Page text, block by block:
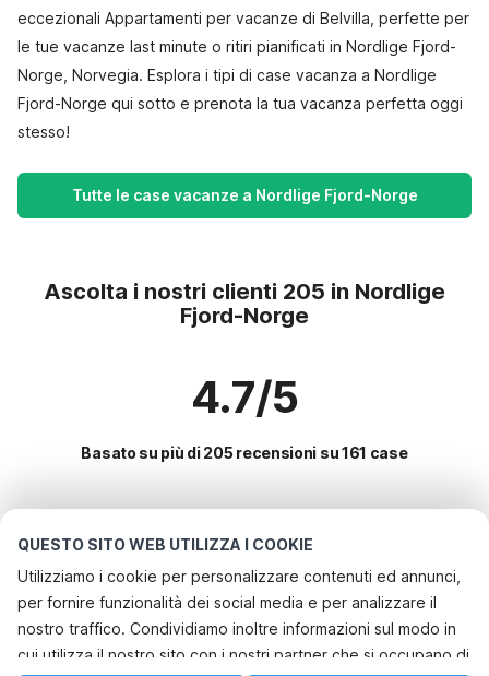
QUESTO SITO WEB UTILIZZA I COOKIE
Utilizziamo i cookie per personalizzare contenuti ed annunci,
per fornire funzionalità dei social media e per analizzare il
nostro traffico. Condividiamo inoltre informazioni sul modo in
cui utilizza il nostro sito con i nostri partner che si occupano di
eccezionali Appartamenti per vacanze di Belvilla, perfette per
le tue vacanze last minute o ritiri pianificati in Nordlige Fjord-
Norge, Norvegia. Esplora i tipi di case vacanza a Nordlige
Fjord-Norge qui sotto e prenota la tua vacanza perfetta oggi
stesso!
Tutte le case vacanze a Nordlige Fjord-Norge
Ascolta i nostri clienti 205 in Nordlige
Fjord-Norge
4.7/5
Basato su più di 205 recensioni su 161 case
Le destinazioni più popolari per le
vacanze
Servizi più popolari per le vacanze in Nordlige fjord-norge
Casa vacanze con barbecue
Le migliori regioni con i migliori servizi per le vacanze